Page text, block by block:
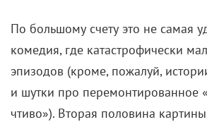
По большому счету это не самая
комедия, где катастрофически
эпизодов (кроме, пожалуй,
и шутки про перемонтированное
чтиво»). Вторая половина